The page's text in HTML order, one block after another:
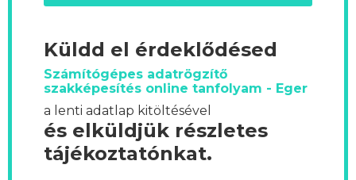
Küldd el érdeklődésed
Számítógépes adatrögzítő
szakképesítés online tanfolyam - Eger
a lenti adatlap kitöltésével
és elküldjük részletes
tájékoztatónkat.